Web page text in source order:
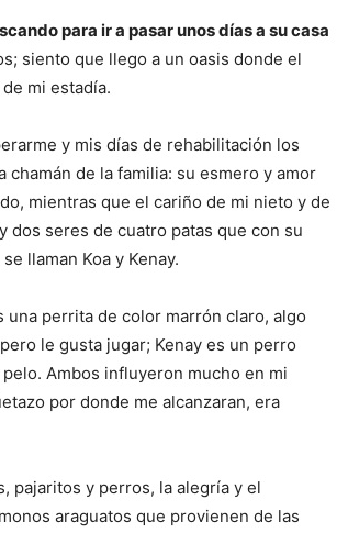
para ir a pasar unos días a su casa
siento que llego a un oasis donde el
mi estadía.
y mis días de rehabilitación los
de la familia: su esmero y amor
mientras que el cariño de mi nieto y de
dos seres de cuatro patas que con su
llaman Koa y Kenay.
una perrita de color marrón claro, algo
le gusta jugar; Kenay es un perro
Ambos influyeron mucho en mi
por donde me alcanzaran, era
pajaritos y perros, la alegría y el
araguatos que provienen de las